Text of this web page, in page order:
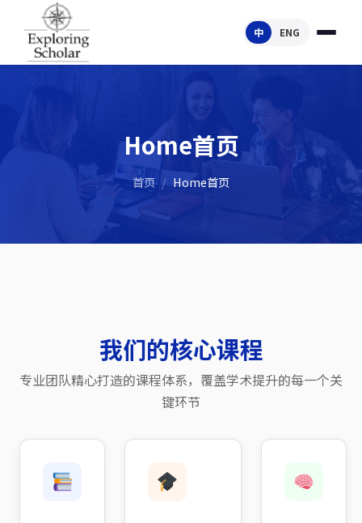
中 ENG
Home首页
首页 / Home首页
我们的核心课程
专业团队精心打造的课程体系，覆盖学术提升的每一个关
键环节